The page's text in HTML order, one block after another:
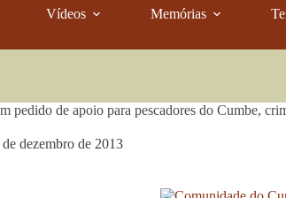
Vídeos Memórias
pedido de apoio para pescadores do Cumbe,
de dezembro de 2013